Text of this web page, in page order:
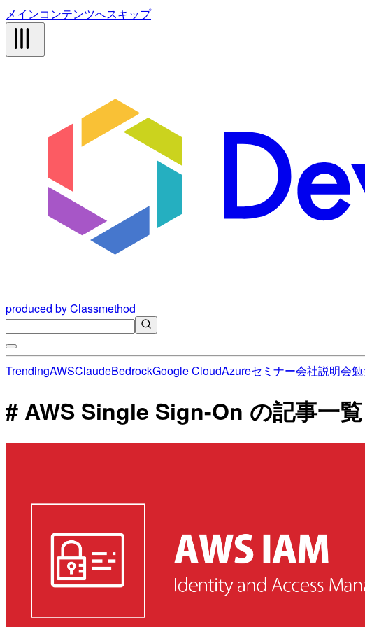
メインコンテンツへスキップ
produced by Classmethod
TrendingAWSClaudeBedrockGoogle CloudAzureセミナー会社説明会
# AWS Single Sign-On の記事一覧